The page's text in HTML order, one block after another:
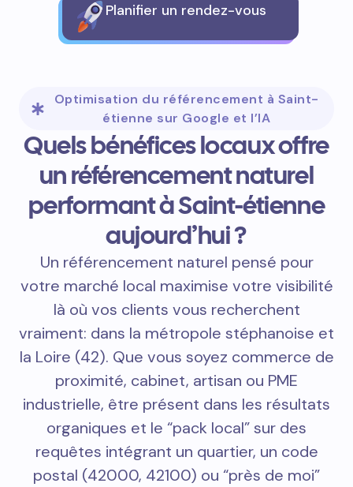
Planifier un rendez-vous
Optimisation du référencement à Saint-
étienne sur Google et l’IA
Quels bénéfices locaux offre
un référencement naturel
performant à Saint-étienne
aujourd’hui ?
Un référencement naturel pensé pour
votre marché local maximise votre visibilité
là où vos clients vous recherchent
vraiment: dans la métropole stéphanoise et
la Loire (42). Que vous soyez commerce de
proximité, cabinet, artisan ou PME
industrielle, être présent dans les résultats
organiques et le “pack local” sur des
requêtes intégrant un quartier, un code
postal (42000, 42100) ou “près de moi”